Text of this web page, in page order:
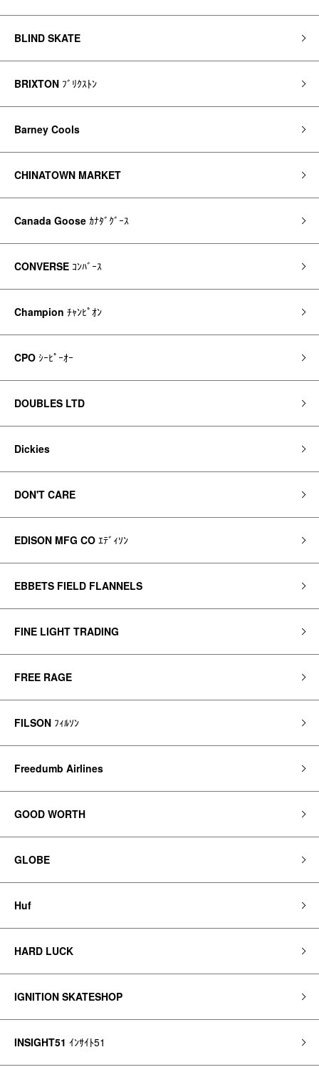
BLIND SKATE
BRIXTON ﾌﾞﾘｸｽﾄﾝ
Barney Cools
CHINATOWN MARKET
Canada Goose ｶﾅﾀﾞｸﾞｰｽ
CONVERSE ｺﾝﾊﾞｰｽ
Champion ﾁｬﾝﾋﾟｵﾝ
CPO ｼｰﾋﾟｰｵｰ
DOUBLES LTD
Dickies
DON'T CARE
EDISON MFG CO ｴﾃﾞｨｿﾝ
EBBETS FIELD FLANNELS
FINE LIGHT TRADING
FREE RAGE
FILSON ﾌｨﾙｿﾝ
Freedumb Airlines
GOOD WORTH
GLOBE
Huf
HARD LUCK
IGNITION SKATESHOP
INSIGHT51 ｲﾝｻｲﾄ51